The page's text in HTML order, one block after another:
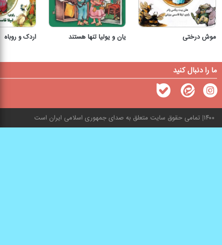
موش درختی یان و یولیا تنها هستند اردک و روباه
ما را دنبال کنید
۱۴۰۰ تمامی حقوق سایت متعلق به صدای جمهوری اسلامی ایران است